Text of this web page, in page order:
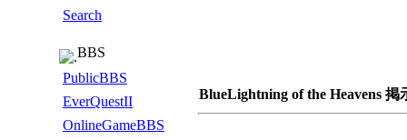
Search
BBS
PublicBBS
EverQuestII
OnlineGameBBS
BlueLightning of the Heavens 掲